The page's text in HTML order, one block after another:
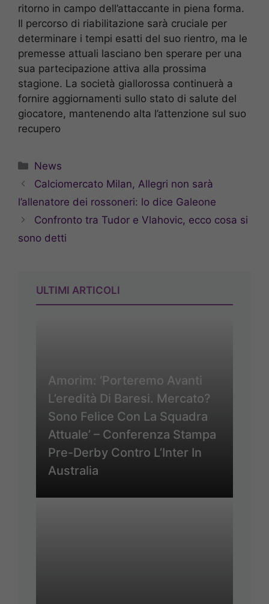
ritorno in campo dell’attaccante in piena forma.
Il percorso di riabilitazione sarà cruciale per
determinare i tempi esatti del suo rientro, ma le
premesse attuali lasciano ben sperare per una
sua partecipazione attiva alla prossima
stagione. La società giallorossa continuerà a
fornire aggiornamenti sullo stato di salute del
giocatore, mantenendo alta l’attenzione sul suo
recupero
Categorie
News
Calciomercato Milan, Allegri non sarà
l’allenatore dei rossoneri: lo dice Galeone
Confronto tra Tudor e Vlahovic, ecco cosa si
sono detti
ULTIMI ARTICOLI
Amorim: ‘Porteremo Avanti
L’eredità Di Baresi. Mercato?
Sono Felice Con La Squadra
Attuale’ – Conferenza Stampa
Pre-Derby Contro L’Inter In
Australia